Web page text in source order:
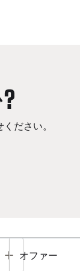
ださい。
Toggle
オファー